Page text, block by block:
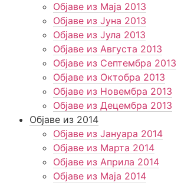
Објаве из Маја 2013
Објаве из Јунa 2013
Објаве из Јула 2013
Објаве из Августа 2013
Објаве из Септембра 2013
Објаве из Октобра 2013
Објаве из Новембра 2013
Објаве из Децембра 2013
Објаве из 2014
Објаве из Јануара 2014
Објаве из Марта 2014
Објаве из Априла 2014
Објаве из Маја 2014